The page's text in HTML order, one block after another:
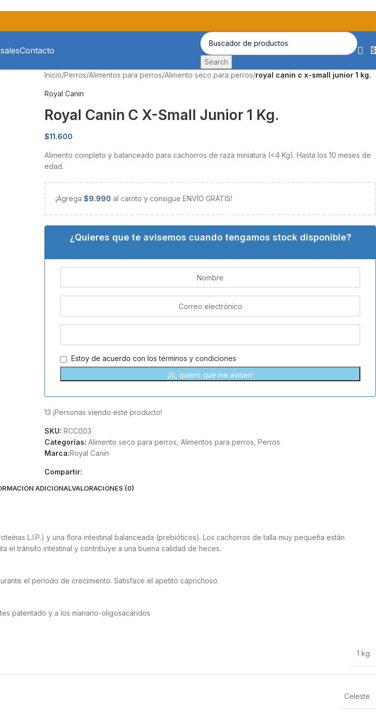
Contacto
Search
$
Inicio/Perros/Alimentos para perros/Alimento seco para perros/royal canin c x-small junior 1 kg.
Royal Canin
Royal Canin C X-Small Junior 1 Kg.
$11.600
Alimento completo y balanceado para cachorros de raza miniatura (<4 Kg). Hasta los 10 meses de
edad.
¡Agrega $9.990 al carrito y consigue ENVÍO GRATIS!
¿Quieres que te avisemos cuando tengamos stock disponible?
Estoy de acuerdo con lostérminos y condiciones
¡Sí, quiero que me avisen!
13 ¡Personas viendo este producto!
SKU: RCC003
Categorías: Alimento seco para perros Alimentos para perros Perros
Marca:Royal Canin
Compartir:
ADICIONALVALORACIONES (0)
L.I.P.) y una flora intestinal balanceada (prebióticos). Los cachorros de talla muy pequeña están
el tránsito intestinal y contribuye a una buena calidad de heces.
el periodo de crecimiento. Satisface el apetito caprichoso.
patentado y a los manano-oligosacáridos
1 kg
Celeste